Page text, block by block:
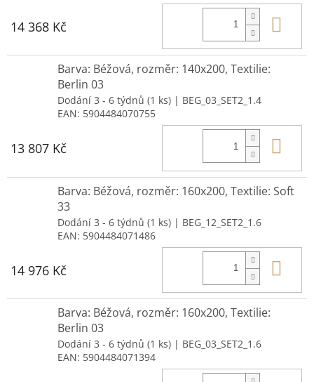
14 368 Kč
Barva: Béžová, rozměr: 140x200, Textilie:
Berlin 03
Dodání 3 - 6 týdnů (1 ks) | BEG_03_SET2_1.4
EAN: 5904484070755
13 807 Kč
Barva: Béžová, rozměr: 160x200, Textilie: Soft
33
Dodání 3 - 6 týdnů (1 ks) | BEG_12_SET2_1.6
EAN: 5904484071486
14 976 Kč
Barva: Béžová, rozměr: 160x200, Textilie:
Berlin 03
Dodání 3 - 6 týdnů (1 ks) | BEG_03_SET2_1.6
EAN: 5904484071394